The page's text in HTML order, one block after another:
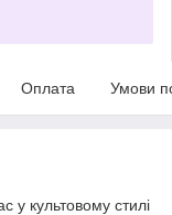
Оплата Умови
у культовому стилі